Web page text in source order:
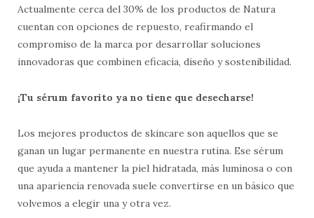
Actualmente cerca del 30% de los productos de Natura
cuentan con opciones de repuesto, reafirmando el
compromiso de la marca por desarrollar soluciones
innovadoras que combinen eficacia, diseño y sostenibilidad.
¡Tu sérum favorito ya no tiene que desecharse!
Los mejores productos de skincare son aquellos que se
ganan un lugar permanente en nuestra rutina. Ese sérum
que ayuda a mantener la piel hidratada, más luminosa o con
una apariencia renovada suele convertirse en un básico que
volvemos a elegir una y otra vez.